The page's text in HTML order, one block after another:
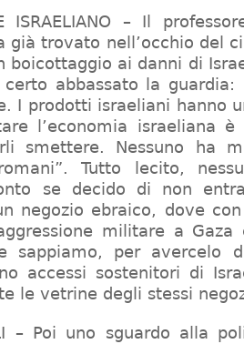
ISRAELIANO – Il
già trovato nell’occhio del
boicottaggio ai danni di
abbassato la guardia:
I prodotti israeliani hanno
l’economia israeliana è
smettere. Nessuno ha
Tutto lecito,
se decido di non
negozio ebraico, dove
militare a
sappiamo, per avercelo
accessi sostenitori di
le vetrine degli stessi
– Poi uno sguardo alla